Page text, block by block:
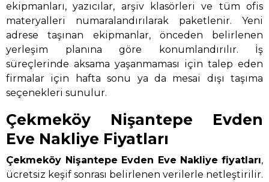
ekipmanları, yazıcılar, arşiv klasörleri ve tüm ofis
materyalleri numaralandırılarak paketlenir. Yeni
adrese taşınan ekipmanlar, önceden belirlenen
yerleşim planına göre konumlandırılır. İş
süreçlerinde aksama yaşanmaması için talep eden
firmalar için hafta sonu ya da mesai dışı taşıma
seçenekleri sunulur.
Çekmeköy Nişantepe Evden
Eve Nakliye Fiyatları
Çekmeköy Nişantepe Evden Eve Nakliye fiyatları,
ücretsiz keşif sonrası belirlenen verilerle netleştirilir.